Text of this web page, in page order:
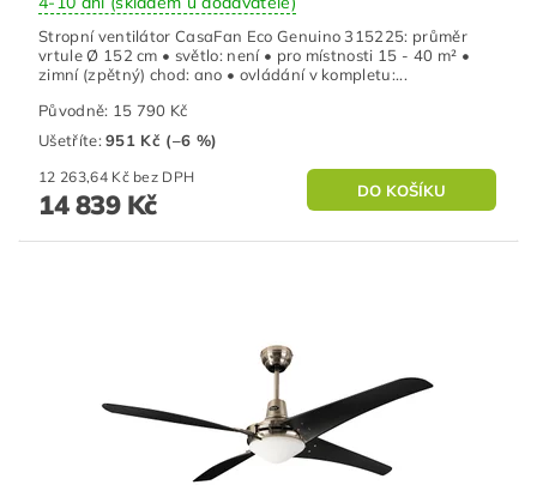
Stropní ventilátor CasaFan Eco Genuino 315225: průměr
vrtule Ø 152 cm • světlo: není • pro místnosti 15 - 40 m² •
zimní (zpětný) chod: ano • ovládání v kompletu:...
Původně: 15 790 Kč
Ušetříte:951 Kč (–6 %)
12 263,64 Kč bez DPH
14 839 Kč